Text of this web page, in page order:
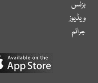
بزنس
ویڈیوز
جرائم